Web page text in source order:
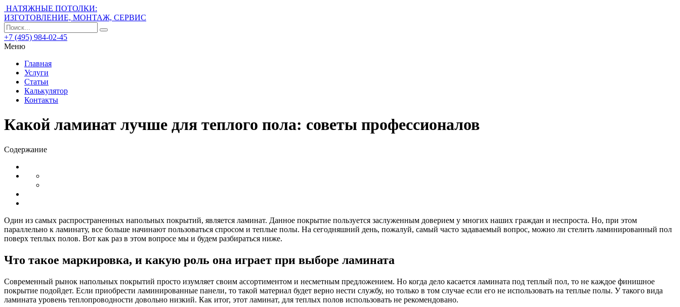
НАТЯЖНЫЕ ПОТОЛКИ:
ИЗГОТОВЛЕНИЕ, МОНТАЖ, СЕРВИС
+7 (495) 984-02-45
Меню
Главная
Услуги
Статьи
Калькулятор
Контакты
Какой ламинат лучше для теплого пола: советы профессионалов
Содержание
Один из самых распространенных напольных покрытий, является ламинат. Данное покрытие пользуется заслуженным доверием у многих наших граждан и неспроста. Но, при этом
параллельно к ламинату, все больше начинают пользоваться спросом и теплые полы. На сегодняшний день, пожалуй, самый часто задаваемый вопрос, можно ли стелить ламинированный пол
поверх теплых полов. Вот как раз в этом вопросе мы и будем разбираться ниже.
Что такое маркировка, и какую роль она играет при выборе ламината
Современный рынок напольных покрытий просто изумляет своим ассортиментом и несметным предложением. Но когда дело касается ламината под теплый пол, то не каждое финишное
покрытие подойдет. Если приобрести ламинированные панели, то такой материал будет верно нести службу, но только в том случае если его не использовать на теплые полы. У такого вида
ламината уровень теплопроводности довольно низкий. Как итог, этот ламинат, для теплых полов использовать не рекомендовано.